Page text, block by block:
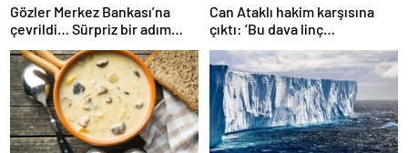
Gözler Merkez Bankası’na
çevrildi… Sürpriz bir adım
gelebilir mi? İşte son faiz
tahminleri
Can Ataklı hakim karşısına
çıktı: ‘Bu dava linç
kampanyasının bir sonucu’